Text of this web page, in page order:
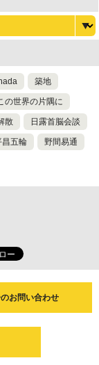
築地
の世界の片隅に
散 日露首脳会談
昌五輪 野間易通
お問い合わせ